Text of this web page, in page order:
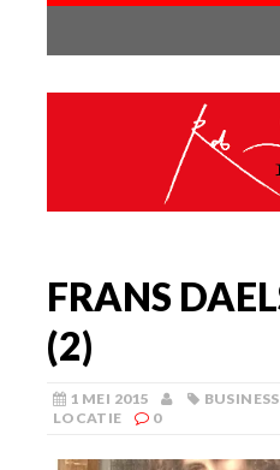
FRANS
(2)
1 MEI 2015
LOCATIE
0